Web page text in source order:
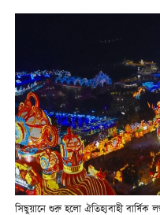
সিছুয়ানে শুরু হলো ঐতিহ্যবাহী বার্ষিক